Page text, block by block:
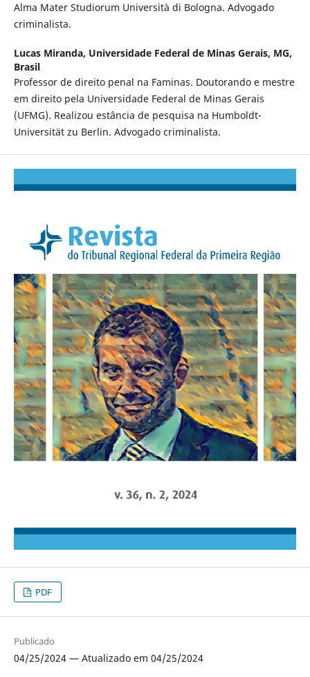
Alma Mater Studiorum Università di Bologna. Advogado
criminalista.
Lucas Miranda, Universidade Federal de Minas Gerais, MG,
Brasil
Professor de direito penal na Faminas. Doutorando e mestre
em direito pela Universidade Federal de Minas Gerais
(UFMG). Realizou estância de pesquisa na Humboldt-
Universität zu Berlin. Advogado criminalista.
PDF
Publicado
04/25/2024 — Atualizado em 04/25/2024